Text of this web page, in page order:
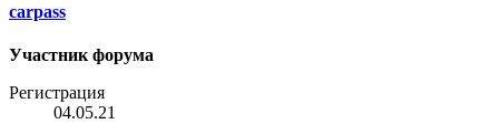
carpass
Участник форума
Регистрация
04.05.21